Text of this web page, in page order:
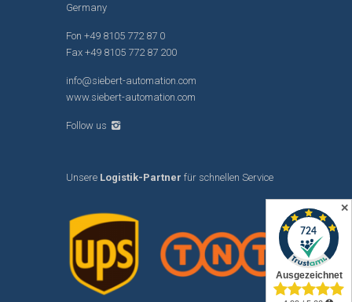
Germany
Fon +49 8105 772 87 0
Fax +49 8105 772 87 200
info@siebert-automation.com
www.siebert-automation.com
Follow us
Unsere Logistik-Partner für schnellen Service
✕